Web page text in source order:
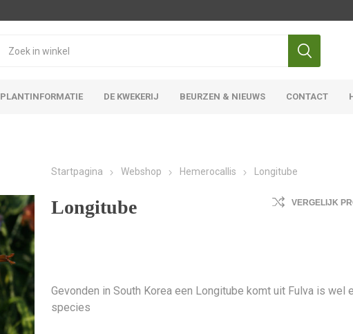
PLANTINFORMATIE DE KWEKERIJ BEURZEN & NIEUWS CONTACT
Startpagina Webshop Hemerocallis Longitube
Longitube VERGELIJK
Gevonden in South Korea een Longitube komt uit Fulva is wel
species